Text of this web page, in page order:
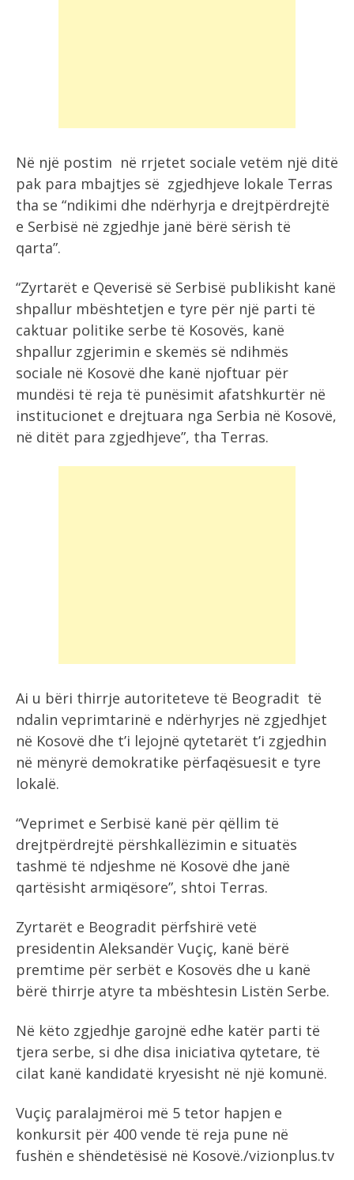
Në një postim në rrjetet sociale vetëm një ditë
pak para mbajtjes së zgjedhjeve lokale Terras
tha se “ndikimi dhe ndërhyrja e drejtpërdrejtë
e Serbisë në zgjedhje janë bërë sërish të
qarta”.
“Zyrtarët e Qeverisë së Serbisë publikisht kanë
shpallur mbështetjen e tyre për një parti të
caktuar politike serbe të Kosovës, kanë
shpallur zgjerimin e skemës së ndihmës
sociale në Kosovë dhe kanë njoftuar për
mundësi të reja të punësimit afatshkurtër në
institucionet e drejtuara nga Serbia në Kosovë,
në ditët para zgjedhjeve”, tha Terras.
Ai u bëri thirrje autoriteteve të Beogradit të
ndalin veprimtarinë e ndërhyrjes në zgjedhjet
në Kosovë dhe t’i lejojnë qytetarët t’i zgjedhin
në mënyrë demokratike përfaqësuesit e tyre
lokalë.
“Veprimet e Serbisë kanë për qëllim të
drejtpërdrejtë përshkallëzimin e situatës
tashmë të ndjeshme në Kosovë dhe janë
qartësisht armiqësore”, shtoi Terras.
Zyrtarët e Beogradit përfshirë vetë
presidentin Aleksandër Vuçiç, kanë bërë
premtime për serbët e Kosovës dhe u kanë
bërë thirrje atyre ta mbështesin Listën Serbe.
Në këto zgjedhje garojnë edhe katër parti të
tjera serbe, si dhe disa iniciativa qytetare, të
cilat kanë kandidatë kryesisht në një komunë.
Vuçiç paralajmëroi më 5 tetor hapjen e
konkursit për 400 vende të reja pune në
fushën e shëndetësisë në Kosovë./vizionplus.tv